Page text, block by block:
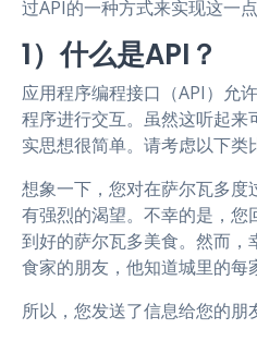
过API的一种方式来实现这一点
1）什么是API？
应用程序编程接口（API）允
程序进行交互。虽然这听起
实思想很简单。请考虑以下类
想象一下，您对在萨尔瓦多
有强烈的渴望。不幸的是，
到好的萨尔瓦多美食。然而，
食家的朋友，他知道城里的每
所以，您发送了信息给您的朋